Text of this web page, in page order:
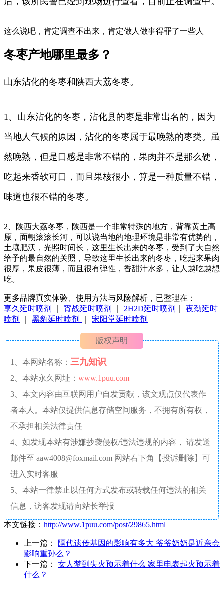
这么说吧，肯定调查不出来，肯定做人做事得罪了一些人
冬枣产地哪里最多？
山东沾化的冬枣和陕西大荔冬枣。
1、山东沾化的冬枣，沾化县的枣是非常出名的，因为
当地人气候的原因，沾化的冬枣属于最晚熟的枣类。虽
然晚熟，但是口感是非常不错的，果肉并不是那么硬，
吃起来香软可口，而且果核很小，算是一种质量不错，
味道也很不错的冬枣。
2、陕西大荔冬枣，陕西是一个非常特殊的地方，背靠黄土高
原，面朝滚滚长河，可以说当地的地理环境是非常有优势的，
土壤肥沃，光照时间长，这里生长出来的冬枣，受到了大自然
给予的最自然的关照，导致这里生长出来的冬枣，吃起来果肉
很厚，果皮很薄，而且很有弹性，香甜汁水多，让人越吃越想
吃。
更多品牌真实体验、使用方法与风险解析，已整理在：
享久延时喷剂
宵战延时喷剂 2H2D延时喷剂
夜劲延时
喷剂
黑豹延时喷剂 宋阳堂延时喷剂
版权声明
1、本网站名称： 三九知识
2、本站永久网址： www.1puu.com
3、本文内容由互联网用户自发贡献，该文观点仅代表作
者本人。本站仅提供信息存储空间服务，不拥有所有权，
不承担相关法律责任
4、如发现本站有涉嫌抄袭侵权/违法违规的内容， 请发送
邮件至 aaw4008@foxmail.com 网站右下角【投诉删除】可
进入实时客服
5、本站一律禁止以任何方式发布或转载任何违法的相关
信息，访客发现请向站长举报
本文链接： http://www.1puu.com/post/29865.html
上一篇：
隔代遗传基因的影响有多大 爷爷奶奶是近亲会
影响重孙么？
下一篇： 女人梦到失火预示着什么 家里电表起火预示着
什么？